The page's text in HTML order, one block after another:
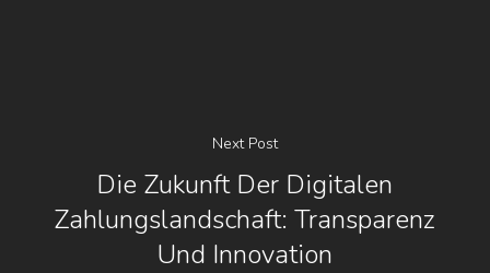
Next Post
Die Zukunft Der Digitalen
Zahlungslandschaft: Transparenz
Und Innovation